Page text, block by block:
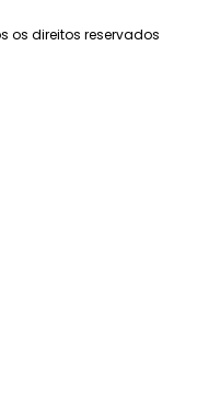
os direitos reservados